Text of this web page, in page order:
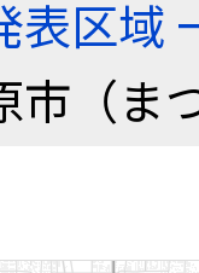
表区域
市（ま